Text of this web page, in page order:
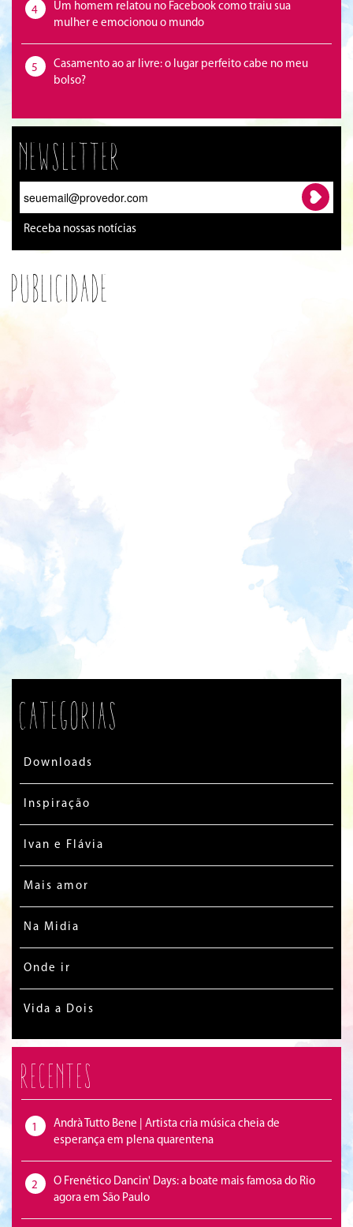
4
Um homem relatou no Facebook como traiu sua
mulher e emocionou o mundo
5
Casamento ao ar livre: o lugar perfeito cabe no meu
bolso?
Newsletter
Receba nossas notícias
Publicidade
Categorias
Downloads
Inspiração
Ivan e Flávia
Mais amor
Na Midia
Onde ir
Vida a Dois
Recentes
1
Andrà Tutto Bene | Artista cria música cheia de
esperança em plena quarentena
2
O Frenético Dancin' Days: a boate mais famosa do Rio
agora em São Paulo